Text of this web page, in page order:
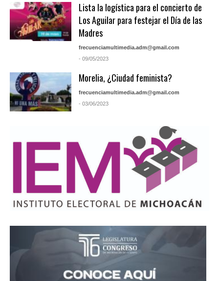
Lista la logística para el concierto de
Los Aguilar para festejar el Día de las
Madres
frecuenciamultimedia.adm@gmail.com
- 09/05/2023
Morelia, ¿Ciudad feminista?
frecuenciamultimedia.adm@gmail.com
- 03/06/2023